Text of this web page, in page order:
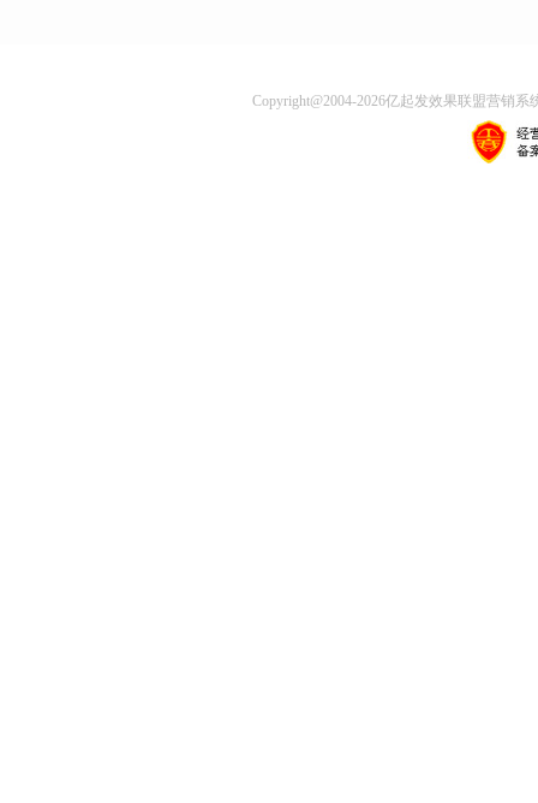
Copyright@2004-2026亿起发效果联盟营销系